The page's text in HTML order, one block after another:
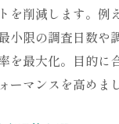
の追加費用やオ
細で選ぶ兵庫探偵
口で分かる費用
重視するなら兵庫探
を削減します。例
小限の調査日数や
を最大化。目的に
ーマンスを高めま